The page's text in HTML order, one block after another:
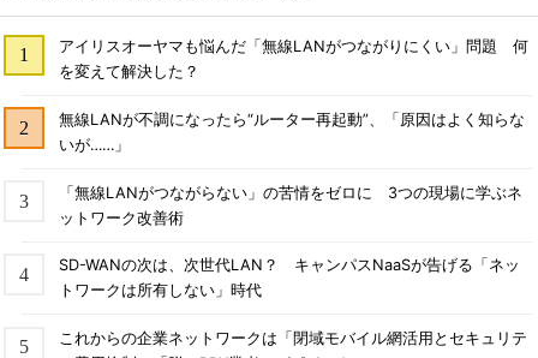
アイリスオーヤマも悩んだ「無線LANがつながりにくい」問題 何
を変えて解決した？
無線LANが不調になったら“ルーター再起動”、「原因はよく知らな
いが……」
「無線LANがつながらない」の苦情をゼロに 3つの現場に学ぶネ
ットワーク改善術
SD-WANの次は、次世代LAN？ キャンパスNaaSが告げる「ネッ
トワークは所有しない」時代
これからの企業ネットワークは「閉域モバイル網活用とセキュリテ